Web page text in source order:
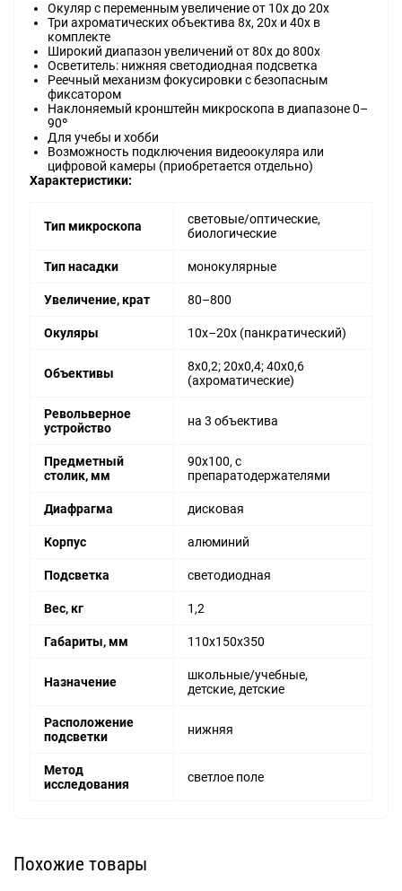
Окуляр с переменным увеличение от 10х до 20х
Три ахроматических объектива 8х, 20х и 40х в
комплекте
Широкий диапазон увеличений от 80х до 800х
Осветитель: нижняя светодиодная подсветка
Реечный механизм фокусировки с безопасным
фиксатором
Наклоняемый кронштейн микроскопа в диапазоне 0–
90º
Для учебы и хобби
Возможность подключения видеоокуляра или
цифровой камеры (приобретается отдельно)
Характеристики:
Тип микроскопа
световые/оптические,
биологические
Тип насадки монокулярные
Увеличение, крат 80–800
Окуляры 10х–20х (панкратический)
Объективы
8х0,2; 20х0,4; 40х0,6
(ахроматические)
Револьверное
устройство
на 3 объектива
Предметный
столик, мм
90х100, с
препаратодержателями
Диафрагма дисковая
Корпус алюминий
Подсветка светодиодная
Вес, кг 1,2
Габариты, мм 110х150х350
Назначение
школьные/учебные,
детские, детские
Расположение
подсветки
нижняя
Метод
исследования
светлое поле
Похожие товары